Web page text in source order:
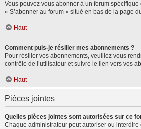
Vous pouvez vous abonner à un forum
« S’abonner au forum » situé en bas de la page
Haut
Comment puis-je résilier mes abonnements ?
Pour résilier vos abonnements, veuillez vous
contrôle de l’utilisateur et suivre le lien vers vos
Haut
Pièces jointes
Quelles pièces jointes sont autorisées sur ce
Chaque administrateur peut autoriser ou